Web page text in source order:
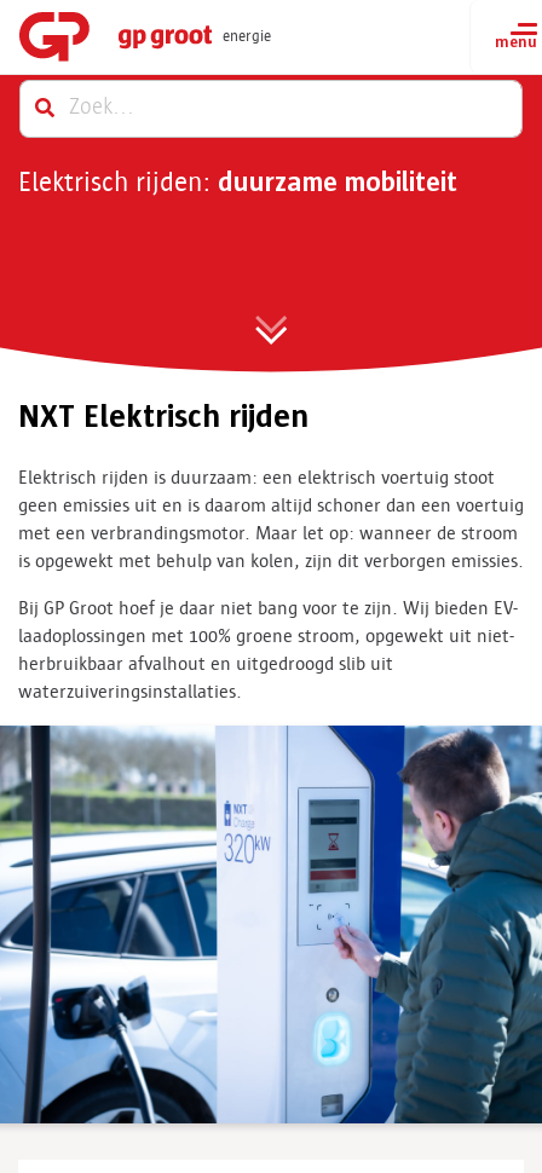
energie
Elektrisch rijden: duurzame mobiliteit
NXT Elektrisch rijden
Elektrisch rijden is duurzaam: een elektrisch voertuig stoot
geen emissies uit en is daarom altijd schoner dan een voertuig
met een verbrandingsmotor. Maar let op: wanneer de stroom
is opgewekt met behulp van kolen, zijn dit verborgen emissies.
Bij GP Groot hoef je daar niet bang voor te zijn. Wij bieden EV-
laadoplossingen met 100% groene stroom, opgewekt uit niet-
herbruikbaar afvalhout en uitgedroogd slib uit
waterzuiveringsinstallaties.